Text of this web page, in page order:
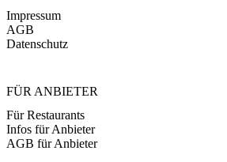
Impressum
AGB
Datenschutz
FÜR ANBIETER
Für Restaurants
Infos für Anbieter
AGB für Anbieter